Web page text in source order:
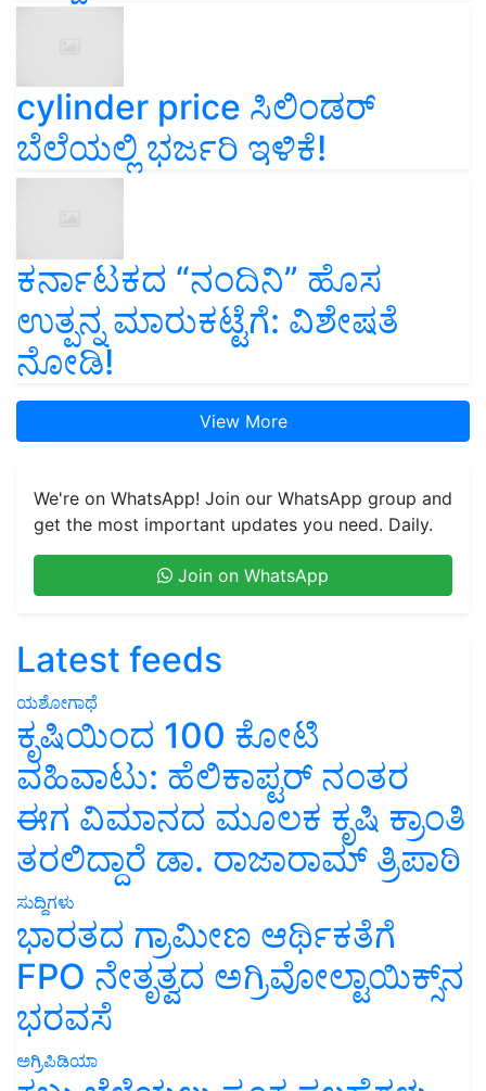
cylinder price ಸಿಲಿಂಡರ್‌
ಬೆಲೆಯಲ್ಲಿ ಭರ್ಜರಿ ಇಳಿಕೆ!
ಕರ್ನಾಟಕದ “ನಂದಿನಿ” ಹೊಸ
ಉತ್ಪನ್ನ ಮಾರುಕಟ್ಟೆಗೆ: ವಿಶೇಷತೆ
ನೋಡಿ!
View More
We're on WhatsApp! Join our WhatsApp group and
get the most important updates you need. Daily.
Join on WhatsApp
Latest feeds
ಯಶೋಗಾಥೆ
ಕೃಷಿಯಿಂದ 100 ಕೋಟಿ
ವಹಿವಾಟು: ಹೆಲಿಕಾಪ್ಟರ್ ನಂತರ
ಈಗ ವಿಮಾನದ ಮೂಲಕ ಕೃಷಿ ಕ್ರಾಂತಿ
ತರಲಿದ್ದಾರೆ ಡಾ. ರಾಜಾರಾಮ್ ತ್ರಿಪಾಠಿ
ಸುದ್ದಿಗಳು
ಭಾರತದ ಗ್ರಾಮೀಣ ಆರ್ಥಿಕತೆಗೆ
FPO ನೇತೃತ್ವದ ಅಗ್ರಿವೋಲ್ಟಾಯಿಕ್ಸ್‌ನ
ಭರವಸೆ
ಅಗ್ರಿಪಿಡಿಯಾ